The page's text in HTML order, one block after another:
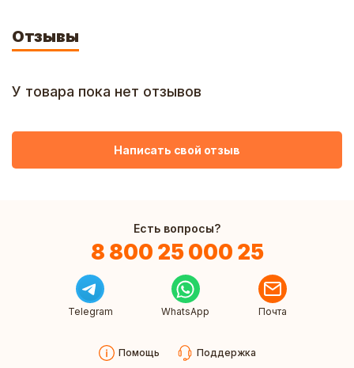
Отзывы
У товара пока нет отзывов
Написать свой отзыв
Есть вопросы?
8 800 25 000 25
Telegram WhatsApp Почта
Помощь Поддержка